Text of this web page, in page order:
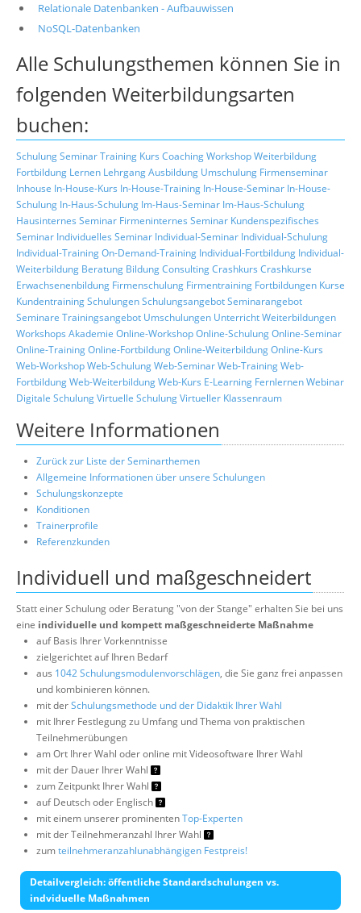
Relationale Datenbanken - Aufbauwissen
NoSQL-Datenbanken
Alle Schulungsthemen können Sie in
folgenden Weiterbildungsarten
buchen:
SchulungSeminarTraining Kurs CoachingWorkshopWeiterbildung
Fortbildung Lernen LehrgangAusbildung Umschulung Firmenseminar
Inhouse In-House-Kurs In-House-Training In-House-Seminar In-House-
Schulung In-Haus-Schulung Im-Haus-Seminar Im-Haus-Schulung
Hausinternes Seminar Firmeninternes Seminar Kundenspezifisches
Seminar Individuelles Seminar Individual-Seminar Individual-Schulung
Individual-TrainingOn-Demand-Training Individual-Fortbildung Individual-
Weiterbildung Beratung BildungConsultingCrashkurs Crashkurse
Erwachsenenbildung Firmenschulung Firmentraining Fortbildungen Kurse
KundentrainingSchulungenSchulungsangebotSeminarangebot
Seminare Trainingsangebot Umschulungen UnterrichtWeiterbildungen
Workshops Akademie Online-WorkshopOnline-SchulungOnline-Seminar
Online-TrainingOnline-FortbildungOnline-WeiterbildungOnline-Kurs
Web-WorkshopWeb-SchulungWeb-SeminarWeb-TrainingWeb-
FortbildungWeb-WeiterbildungWeb-Kurs E-Learning FernlernenWebinar
Digitale SchulungVirtuelle SchulungVirtueller Klassenraum
Weitere Informationen
Zurück zur Liste der Seminarthemen
Allgemeine Informationen über unsere Schulungen
Schulungskonzepte
Konditionen
Trainerprofile
Referenzkunden
Individuell und maßgeschneidert
Statt einer Schulung oder Beratung "von der Stange" erhalten Sie bei uns
eine individuelle und kompett maßgeschneiderte Maßnahme
auf Basis Ihrer Vorkenntnisse
zielgerichtet auf Ihren Bedarf
aus 1042 Schulungsmodulenvorschlägen, die Sie ganz frei anpassen
und kombinieren können.
mit derSchulungsmethode und der Didaktik Ihrer Wahl
mit Ihrer Festlegung zu Umfang und Thema von praktischen
Teilnehmerübungen
am Ort Ihrer Wahl oder online mit Videosoftware Ihrer Wahl
mit der Dauer Ihrer Wahl
zum Zeitpunkt Ihrer Wahl
auf Deutsch oder Englisch
mit einem unserer prominentenTop-Experten
mit der Teilnehmeranzahl Ihrer Wahl
zumteilnehmeranzahlunabhängigen Festpreis!
Detailvergleich: öffentliche Standardschulungen vs.
indviduelle Maßnahmen